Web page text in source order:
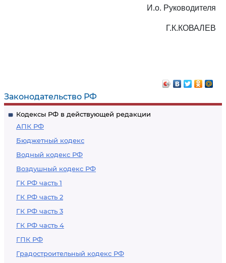
Законодательство РФ
Кодексы РФ в действующей редакции
АПК РФ
Бюджетный кодекс
Водный кодекс РФ
Воздушный кодекс РФ
ГК РФ часть 1
ГК РФ часть 2
ГК РФ часть 3
ГК РФ часть 4
ГПК РФ
Градостроительный кодекс РФ
И.о. Руководителя
Г.К.КОВАЛЕВ